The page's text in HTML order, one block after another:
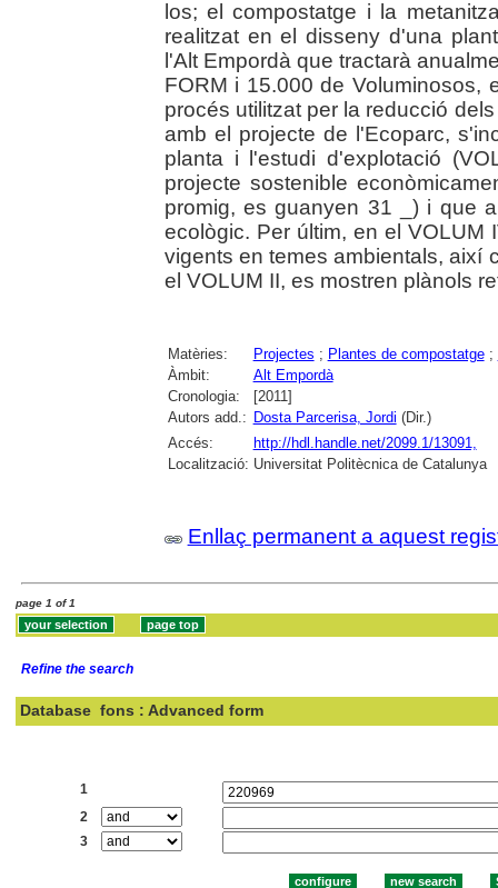
los; el compostatge i la
realitzat en el disseny d'una
l'Alt Empordà que tractarà
FORM i 15.000 de Voluminosos,
procés utilitzat per la reducció
amb el projecte de l'Ecoparc,
planta i l'estudi d'explotació
projecte sostenible
promig, es guanyen 31 _) i que
ecològic. Per últim, en el VOLUM
vigents en temes ambientals, així
el VOLUM II, es mostren plànols
Matèries: Projectes ; Plantes de compostatge;
Àmbit:
Alt Empordà
Cronologia:
[2011]
Autors add.: Dosta Parcerisa, Jordi (Dir.)
Accés:
http://hdl.handle.net/2099.1/13091,
Localització: Universitat Politècnica de Catalunya
Enllaç permanent a aquest
page 1 of 1
Refine the search
Database fons : Advanced form
1
2
3